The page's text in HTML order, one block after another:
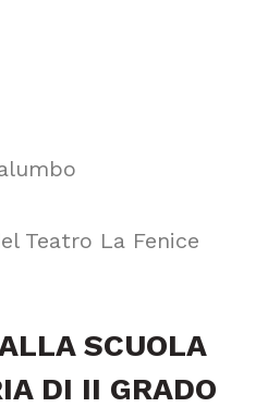
Teatro La Fenice
SCUOLA
DI II GRADO